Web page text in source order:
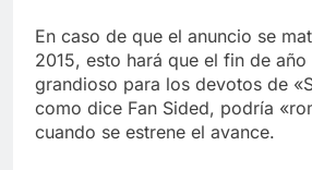
En caso de que el anuncio se
2015, esto hará que el fin de año
grandioso para los devotos de
como dice Fan Sided, podría
cuando se estrene el avance.